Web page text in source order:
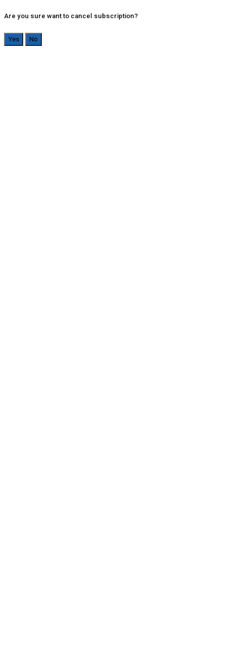
Are you sure want to cancel subscription?
Yes No